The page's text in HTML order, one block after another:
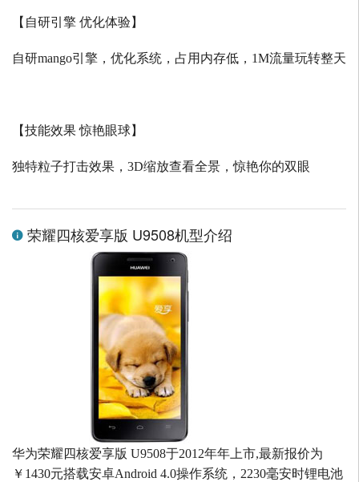
【自研引擎 优化体验】
自研mango引擎，优化系统，占用内存低， 1M流量玩转整天
【技能效果 惊艳眼球】
独特粒子打击效果， 3D缩放查看全景，惊艳你的双眼
荣耀四核爱享版 U9508机型介绍
华为荣耀四核爱享版 U9508于2012年年上市,最新报价为
￥1430元搭载安卓Android 4.0操作系统，2230毫安时锂电池